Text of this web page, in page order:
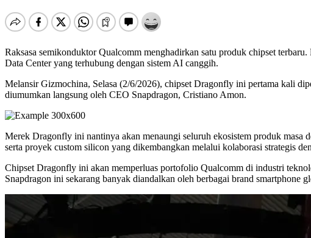
Raksasa semikonduktor Qualcomm menghadirkan satu produk chipset
Data Center yang terhubung dengan sistem AI canggih.
Melansir Gizmochina, Selasa (2/6/2026), chipset Dragonfly ini pertama kali
diumumkan langsung oleh CEO Snapdragon, Cristiano Amon.
Merek Dragonfly ini nantinya akan menaungi seluruh ekosistem produk masa
serta proyek custom silicon yang dikembangkan melalui kolaborasi strategis
Chipset Dragonfly ini akan memperluas portofolio Qualcomm di industri
Snapdragon ini sekarang banyak diandalkan oleh berbagai brand smartphone